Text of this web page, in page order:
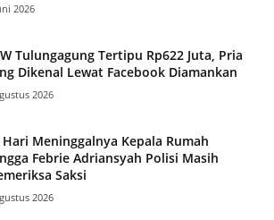
2026
Tulungagung Tertipu Rp622 Juta, Pria
Dikenal Lewat Facebook Diamankan
2026
Hari Meninggalnya Kepala Rumah
Febrie Adriansyah Polisi Masih
Saksi
2026